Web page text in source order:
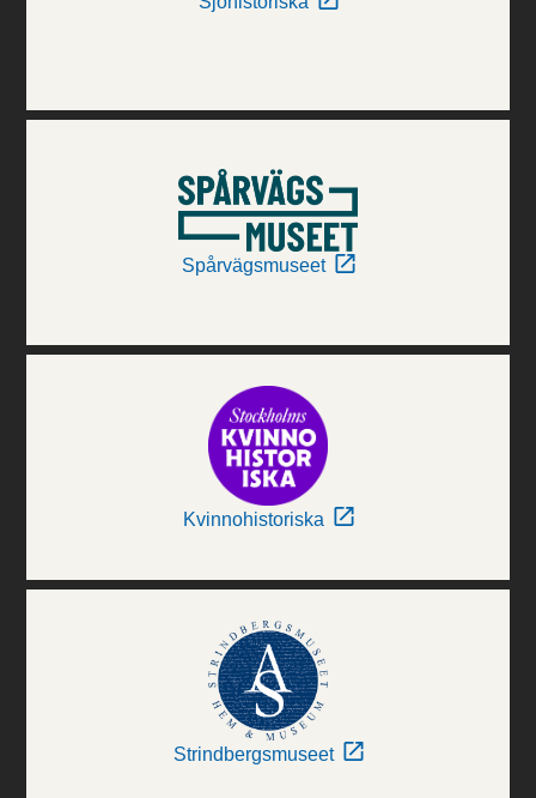
Spårvägsmuseet
Kvinnohistoriska
Strindbergsmuseet